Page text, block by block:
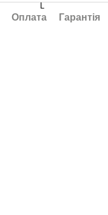
L
Оплата Гарантія